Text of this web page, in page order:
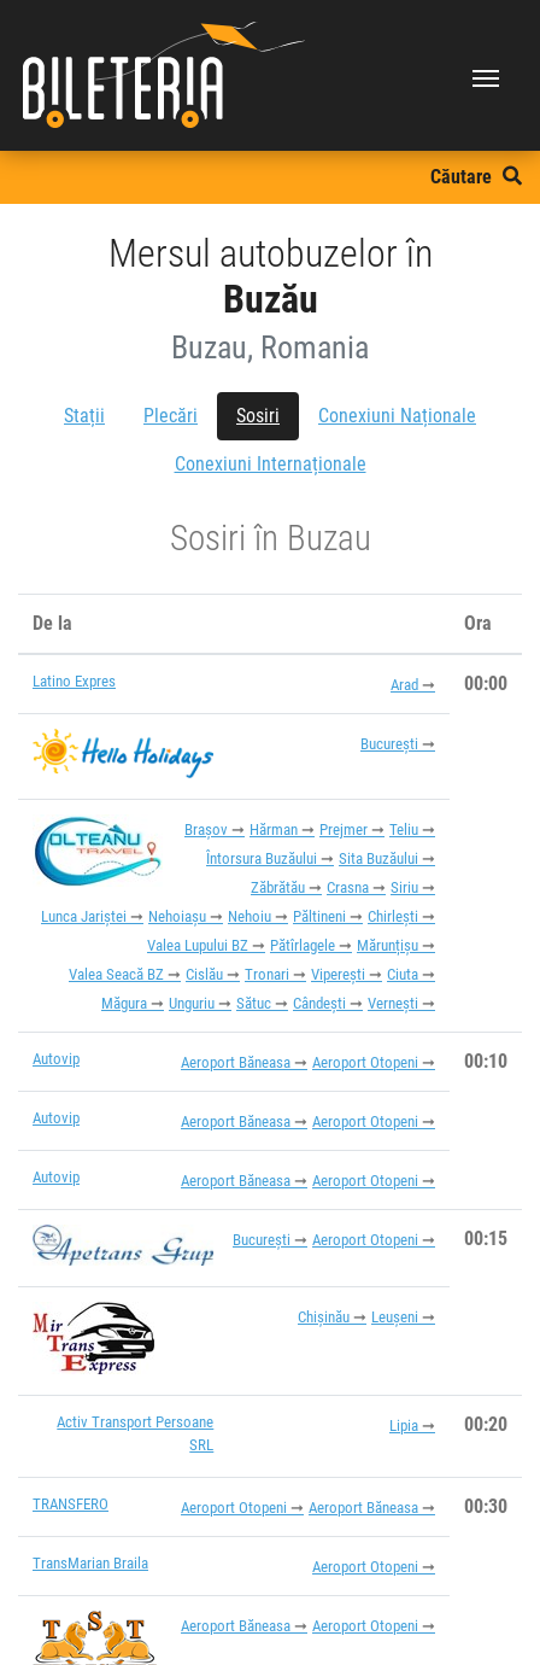
Căutare
Mersul autobuzelor în
Buzău
Buzau, Romania
Stații Plecări Sosiri Conexiuni Naționale
Conexiuni Internaționale
Sosiri în Buzau
De la Ora
Latino Expres Arad 00:00
București
Brașov Hărman Prejmer
Teliu
Întorsura Buzăului
Sita Buzăului
Zăbrătău
Crasna
Siriu
Lunca Jariștei
Nehoiașu Nehoiu Păltineni
Chirlești
Valea Lupului BZ
Pătîrlagele
Mărunțișu
Valea Seacă BZ
Cislău Tronari Viperești
Ciuta
Măgura
Unguriu Sătuc Cândești Vernești
Autovip Aeroport Băneasa Aeroport Otopeni 00:10
Autovip Aeroport Băneasa Aeroport Otopeni
Autovip Aeroport Băneasa Aeroport Otopeni
București Aeroport Otopeni 00:15
Chișinău Leușeni
Activ Transport Persoane
SRL
Lipia 00:20
TRANSFERO Aeroport Otopeni Aeroport Băneasa 00:30
TransMarian Braila Aeroport Otopeni
Aeroport Băneasa Aeroport Otopeni